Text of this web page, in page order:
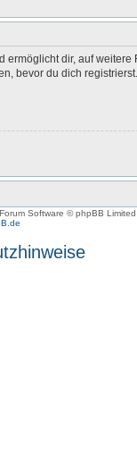
dir, auf
bevor du dich
Software © phpBB Limited